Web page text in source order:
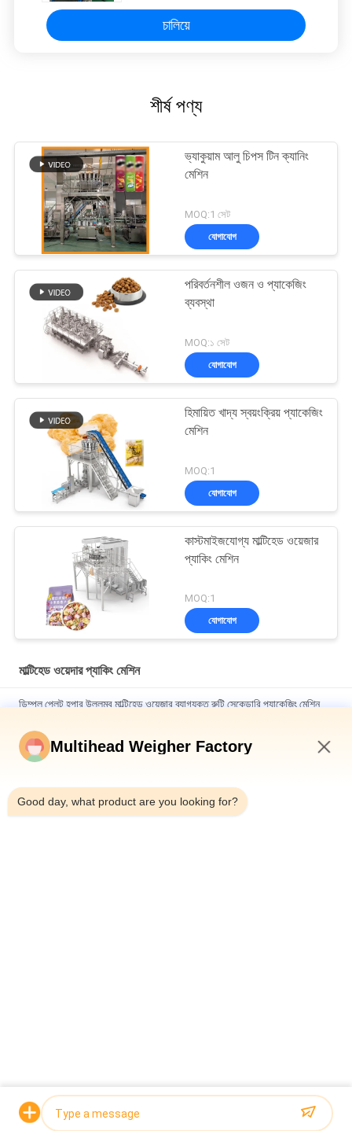
চালিয়ে
শীর্ষ পণ্য
ভ্যাকুয়াম আলু চিপস টিন ক্যানিং
মেশিন
MOQ:1 সেট
যোগাযোগ
পরিবর্তনশীল ওজন ও প্যাকেজিং
ব্যবস্থা
MOQ:১ সেট
যোগাযোগ
হিমায়িত খাদ্য স্বয়ংক্রিয় প্যাকেজিং
মেশিন
MOQ:1
যোগাযোগ
কাস্টমাইজযোগ্য মাল্টিহেড ওয়েজার
প্যাকিং মেশিন
MOQ:1
যোগাযোগ
মাল্টিহেড ওয়েদার প্যাকিং মেশিন
ডিম্পল প্লেট হপার উল্লম্ব মাল্টিহেড ওয়েজার ব্যাগযুক্ত রুটি সেকেন্ডারি প্যাকেজিং মেশিন
বোতল টিনের ক্যানের জন্য অটো ওয়েজিং ফিলিং এবং সিলিং মেশিন 10-500 গ্রাম ক্যানড
শালার মাংস
উদ্ধৃতির জন্য আবেদন
Multihead Weigher Factory
Good day, what product are you looking for?